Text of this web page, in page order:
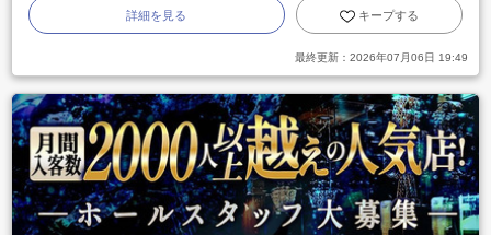
詳細を見る キープする
最終更新： 2026年07月06日 19:49